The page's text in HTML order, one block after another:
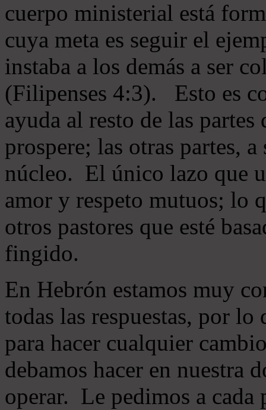
cuerpo ministerial está
cuya meta es seguir el
instaba a los demás a ser
(Filipenses 4:3). Esto es
ayuda al resto de las
prospere; las otras partes,
núcleo. El único lazo que
amor y respeto mutuos; lo
otros pastores que esté
fingido.
En Hebrón estamos muy
todas las respuestas, por
para hacer cualquier
debamos hacer en nuestra
operar. Le pedimos a cada